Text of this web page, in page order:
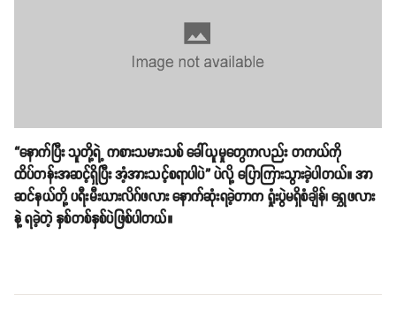
“နောက်ပြီး သူတို့ရဲ့ ကစားသမားသစ် ခေါ်ယူမှုတွေကလည်း တကယ်ကို
ထိပ်တန်းအဆင့်ရှိပြီး အံ့အားသင့်စရာပါပဲ” ပဲလို့ ပြောကြားသွားခဲ့ပါတယ်။ အာ
ဆင်နယ်တို့ ပရီးမီးယားလိဂ်ဖလား နောက်ဆုံးရခဲ့တာက‌ ရှုံးပွဲမရှိစံချိန်၊ ရွှေဖလား
နဲ့ ရခဲ့တဲ့ နှစ်တစ်နှစ်ပဲဖြစ်ပါတယ်။